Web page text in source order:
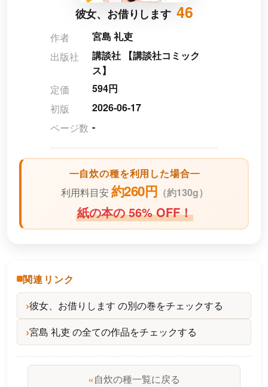
彼女、お借りします 46
作者
宮島 礼吏
出版社
講談社 【講談社コミック
ス】
定価
594円
初版
2026-06-17
ページ数 -
自炊の種を利用した場合
利用料目安 約260円 （約130g）
紙の本の 56% OFF！
関連リンク
彼女、お借りします の別の巻をチェックする
宮島 礼吏 の全ての作品をチェックする
«自炊の種一覧に戻る